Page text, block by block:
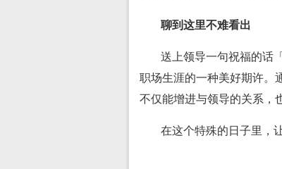
聊到这里不难看出
送上领导一句祝福的话
职场生涯的一种美好期许。
不仅能增进与领导的关系，
在这个特殊的日子里，